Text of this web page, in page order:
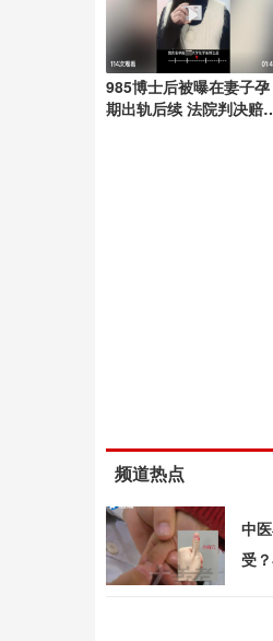
985博士后被曝在妻子孕
期出轨后续 法院判决赔
频道热点
中
受